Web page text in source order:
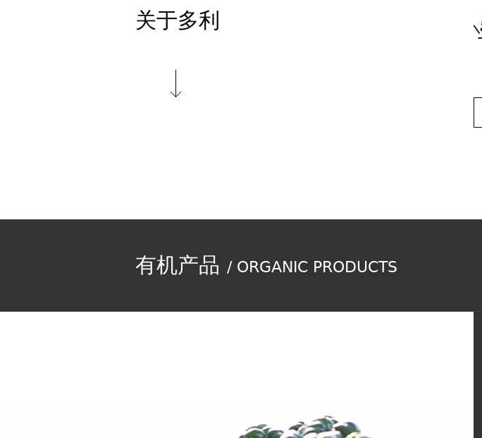
关于多利
有机产品 / ORGANIC PRODUCTS